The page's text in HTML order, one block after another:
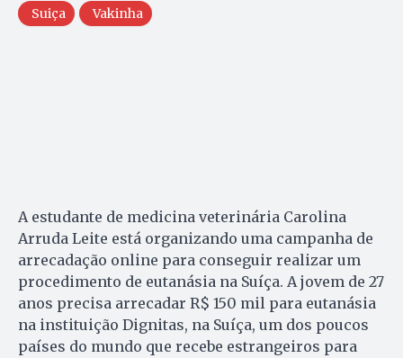
Suiça
Vakinha
A estudante de medicina veterinária Carolina
Arruda Leite está organizando uma campanha de
arrecadação online para conseguir realizar um
procedimento de eutanásia na Suíça. A jovem de 27
anos precisa arrecadar R$ 150 mil para eutanásia
na instituição Dignitas, na Suíça, um dos poucos
países do mundo que recebe estrangeiros para